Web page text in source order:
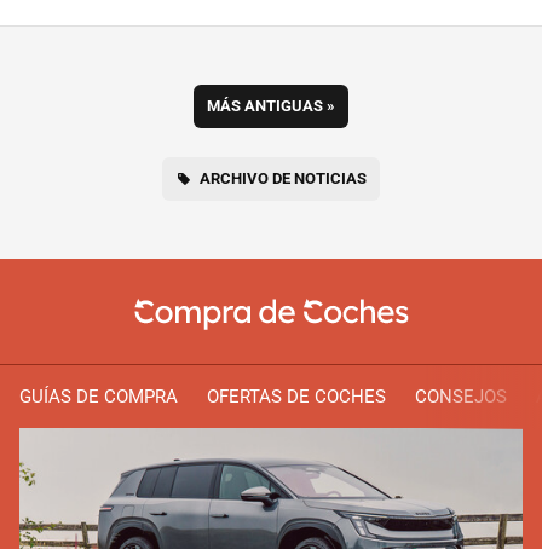
MÁS ANTIGUAS »
ARCHIVO DE NOTICIAS
GUÍAS DE COMPRA OFERTAS DE COCHES CONSEJOS